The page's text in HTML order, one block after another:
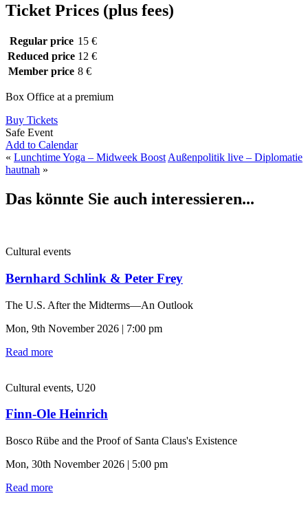
Ticket Prices (plus fees)
Regular price 15 €
Reduced price 12 €
Member price 8 €
Box Office at a premium
Buy Tickets
Safe Event
Add to Calendar
« Lunchtime Yoga – Midweek BoostAußenpolitik live – Diplomatie
hautnah »
Das könnte Sie auch interessieren...
Cultural events
Bernhard Schlink & Peter Frey
The U.S. After the Midterms—An Outlook
Mon, 9th November 2026 | 7:00 pm
Read more
Cultural events, U20
Finn-Ole Heinrich
Bosco Rübe and the Proof of Santa Claus's Existence
Mon, 30th November 2026 | 5:00 pm
Read more